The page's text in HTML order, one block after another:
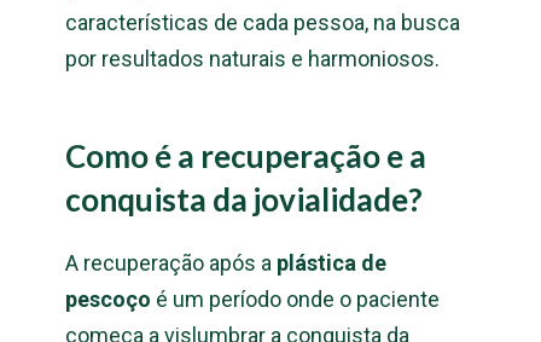
características de cada pessoa, na busca
por resultados naturais e harmoniosos.
Como é a recuperação e a
conquista da jovialidade?
A recuperação após a plástica de
pescoço é um período onde o paciente
começa a vislumbrar a conquista da